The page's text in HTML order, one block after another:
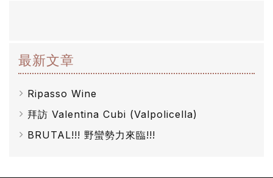
最新文章
Ripasso Wine
拜訪 Valentina Cubi (Valpolicella)
BRUTAL!!! 野蠻勢力來臨!!!